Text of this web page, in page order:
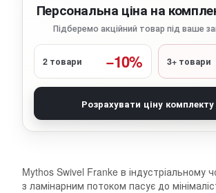
Персональна ціна на
Підберемо акційний товар під ваше
2 товари −10% 3+ товари
Розрахувати ціну комплекту
Mythos Swivel Franke в індустріальному
з ламінарним потоком пасує до